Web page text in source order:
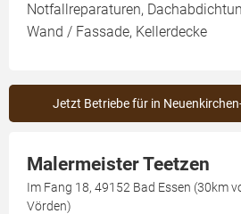
Notfallreparaturen,
Wand / Fassade, Kellerdecke
Jetzt Betriebe für in
Malermeister Teetzen
Im Fang 18, 49152 Bad Essen (30km
Vörden)